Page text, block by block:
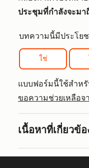
ประชุมที่กำลังจะม
บทความนี้มีประโย
ใช่
แบบฟอร์มนี้ใช้สำหรั
ขอความช่วยเหลือจ
เนื้อหาที่เกี่ยวข้อ